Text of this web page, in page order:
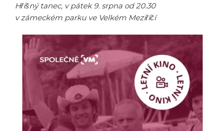
Hříšný tanec, v pátek 9. srpna od 20.30
v zámeckém parku ve Velkém Meziříčí